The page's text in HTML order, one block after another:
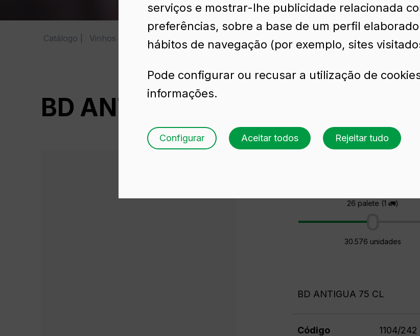
Catálogo Vinhos BD ANTIGUA 75 CL
BD ANTIGUA 75 CL
26 palete (1 🚛)
30.576 unidades
BD ANTIGUA 75 CL
Código 1104/242
serviços e mostrar-lhe publicidade relacionada
preferências, sobre a base de um perfil
hábitos de navegação (por exemplo, sites
Pode configurar ou recusar a utilização de
informações.
Configurar Aceitar todos Rejeitar tudo